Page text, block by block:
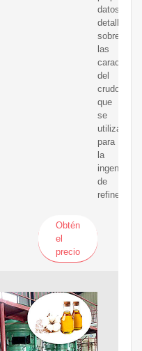
datos
detallados
sobre
las
del
crudo
que
se
utilizan
para
la
ingeniería
de
refinería
Obtén
el
precio